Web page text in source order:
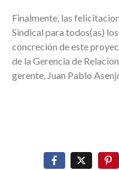
Finalmente, las
Sindical para todos(as)
concreción de este
de la Gerencia de
gerente, Juan Pablo